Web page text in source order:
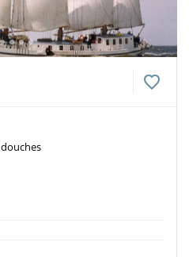
douches